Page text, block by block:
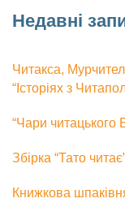
Недавні
Читакса,
“Історіях з
“Чари читацького
Збірка “Тато
Книжкова